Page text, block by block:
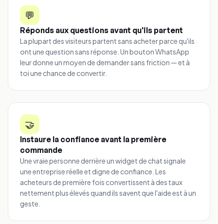
💬
Réponds aux questions avant qu'ils partent
La plupart des visiteurs partent sans acheter parce qu'ils
ont une question sans réponse. Un bouton WhatsApp
leur donne un moyen de demander sans friction — et à
toi une chance de convertir.
🤝
Instaure la confiance avant la première
commande
Une vraie personne derrière un widget de chat signale
une entreprise réelle et digne de confiance. Les
acheteurs de première fois convertissent à des taux
nettement plus élevés quand ils savent que l'aide est à un
geste.